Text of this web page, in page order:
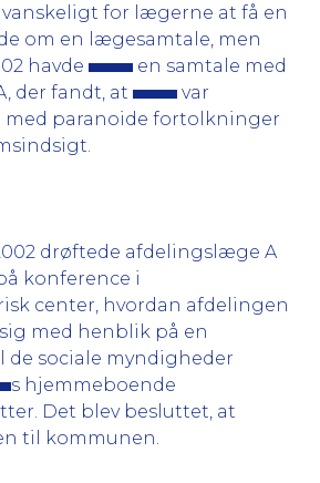
vanskeligt for lægerne at få en
om en lægesamtale, men
havde
en samtale med
der fandt, at
var
med paranoide fortolkninger
drøftede afdelingslæge A
konference i
center, hvordan afdelingen
med henblik på en
sociale myndigheder
s hjemmeboende
Det blev besluttet, at
til kommunen.